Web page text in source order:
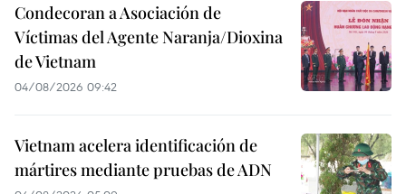
Condecoran a Asociación de
Víctimas del Agente Naranja/Dioxina
de Vietnam
04/08/2026 09:42
Vietnam acelera identificación de
mártires mediante pruebas de ADN